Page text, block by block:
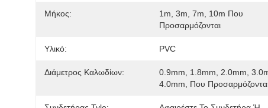
Μήκος:
1m, 3m, 7m, 10m Που
Προσαρμόζονται
Υλικό: PVC
Διάμετρος Καλωδίων:
0.9mm, 1.8mm, 2.0mm,
4.0mm, Που